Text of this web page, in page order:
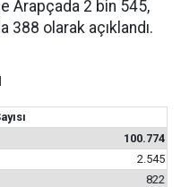
Arapçada 2 bin 545,
388 olarak açıklandı.
100.774
2.545
822